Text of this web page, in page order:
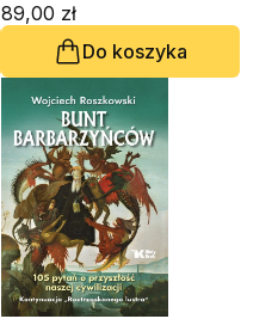
89,00 zł
Do koszyka